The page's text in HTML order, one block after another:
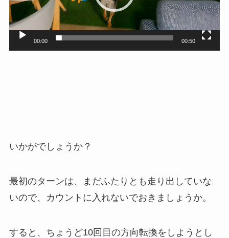
ー
ヤ
00:00 00:50
いかがでしょうか？
最初のターンは、まだふたりとも走り出していな
いので、カウントに入れないでおきましょうか。
すると、ちょうど10回目の方向転換をしようとし